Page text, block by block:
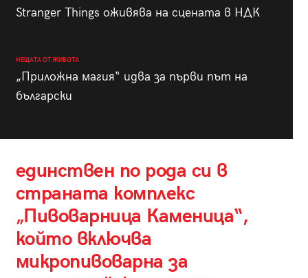
Stranger Things оживява на сцената в НДК
НЕЩАТА ОТ ЖИВОТА
„Приложна магия“ идва за първи път на
български
единствен по рода си в
страната комплекс
„Пивоварница Каменица“,
който включва
микропивоварна за